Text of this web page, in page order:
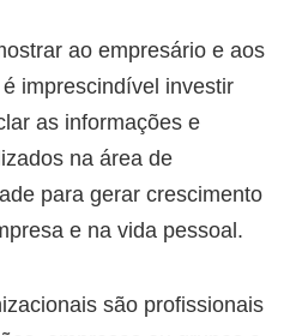
ao empresário e aos
imprescindível investir
as informações e
na área de
para gerar crescimento
e na vida pessoal.
são profissionais